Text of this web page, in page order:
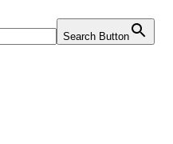
Search Button